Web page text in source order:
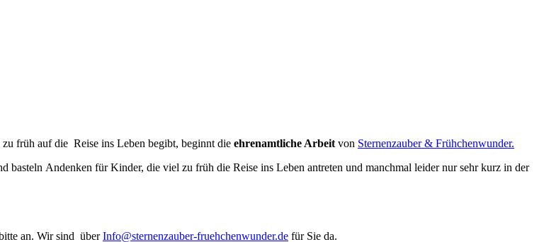
früh auf die Reise ins Leben begibt, beginnt die ehrenamtliche Arbeit von Sternenzauber & Frühchenwunder.
basteln Andenken für Kinder, die viel zu früh die Reise ins Leben antreten und manchmal leider nur sehr kurz in der
an. Wir sind überInfo@sternenzauber-fruehchenwunder.de für Sie da.